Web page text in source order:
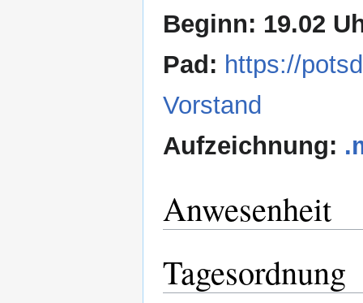
Beginn: 19.02
Pad: https://
Vorstand
Aufzeichnung:
Anwesenheit
Tagesordnung